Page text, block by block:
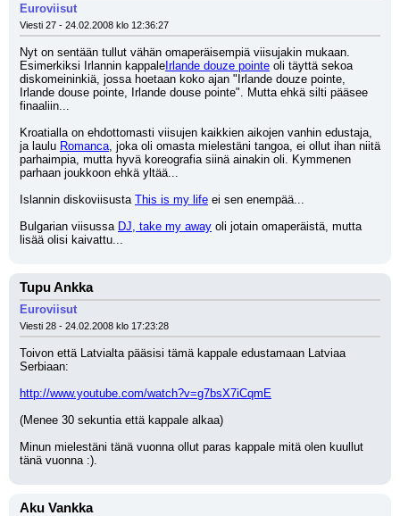
Euroviisut
Viesti 27 - 24.02.2008 klo 12:36:27
Nyt on sentään tullut vähän omaperäisempiä viisujakin mukaan.
Esimerkiksi Irlannin kappale Irlande douze pointe oli täyttä sekoa
diskomeininkiä, jossa hoetaan koko ajan "Irlande douze pointe,
Irlande douse pointe, Irlande douse pointe". Mutta ehkä silti pääsee
finaaliin...
Kroatialla on ehdottomasti viisujen kaikkien aikojen vanhin edustaja,
ja laulu Romanca, joka oli omasta mielestäni tangoa, ei ollut ihan niitä
parhaimpia, mutta hyvä koreografia siinä ainakin oli. Kymmenen
parhaan joukkoon ehkä yltää...
Islannin diskoviisusta This is my life ei sen enempää...
Bulgarian viisussa DJ, take my away oli jotain omaperäistä, mutta
lisää olisi kaivattu...
Tupu Ankka
Euroviisut
Viesti 28 - 24.02.2008 klo 17:23:28
Toivon että Latvialta pääsisi tämä kappale edustamaan Latviaa
Serbiaan:
http://www.youtube.com/watch?v=g7bsX7iCqmE
(Menee 30 sekuntia että kappale alkaa)
Minun mielestäni tänä vuonna ollut paras kappale mitä olen kuullut
tänä vuonna :).
Aku Vankka